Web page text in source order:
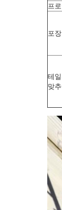
프
포장
테
맞